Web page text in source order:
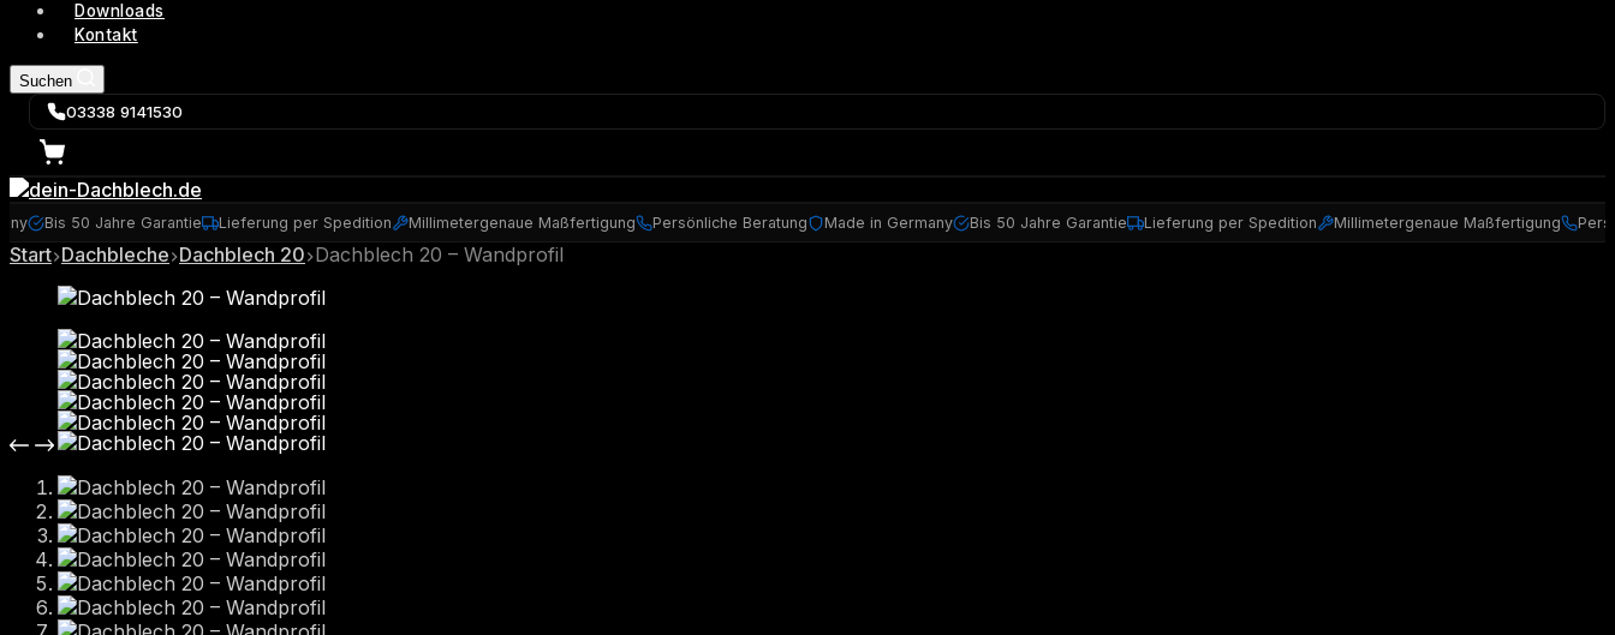
Downloads
Kontakt
Suchen
03338 9141530
Bis 50 Jahre Garantie Lieferung per Spedition Millimetergenaue Maßfertigung Persönliche Beratung Made in Germany Bis 50 Jahre Garantie Lieferung per Spedition Millimetergenaue Maßfertigung
Start Dachbleche Dachblech 20 Dachblech 20 – Wandprofil